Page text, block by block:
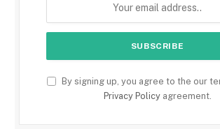
By signing up, you agree to the our
Privacy Policyagreement.